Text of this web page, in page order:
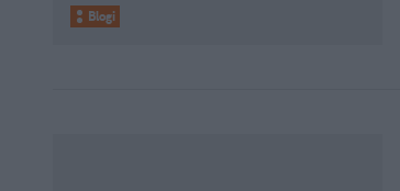
Blogi